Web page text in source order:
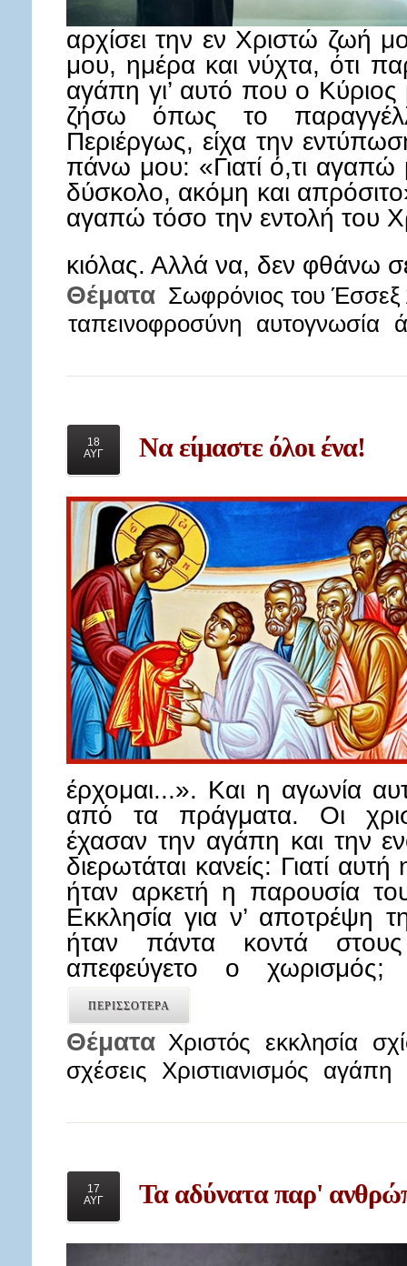
αρχίσει την εν Χριστώ ζωή
μου, ημέρα και νύχτα, ότι
αγάπη γι’ αυτό που ο
ζήσω όπως το
Περιέργως, είχα την
πάνω μου: «Γιατί ό,τι αγαπώ
δύσκολο, ακόμη και
αγαπώ τόσο την εντολή του
κιόλας. Αλλά να, δεν φθάνω
Θέματα Σωφρόνιος του Έσσεξ
ταπεινοφροσύνη αυτογνωσία
18
ΑΥΓ
Ναείμαστε όλοι ένα!
έρχομαι...». Και η αγωνία
από τα πράγματα. Οι
έχασαν την αγάπη και την
διερωτάται κανείς: Γιατί
ήταν αρκετή η παρουσία
Εκκλησία για ν’ αποτρέψη
ήταν πάντα κοντά
απεφεύγετο ο
ΠΕΡΙΣΣΟΤΕΡΑ
Θέματα Χριστός εκκλησία
σχέσεις Χριστιανισμός αγάπη
17
ΑΥΓ
Τααδύνατα παρ'